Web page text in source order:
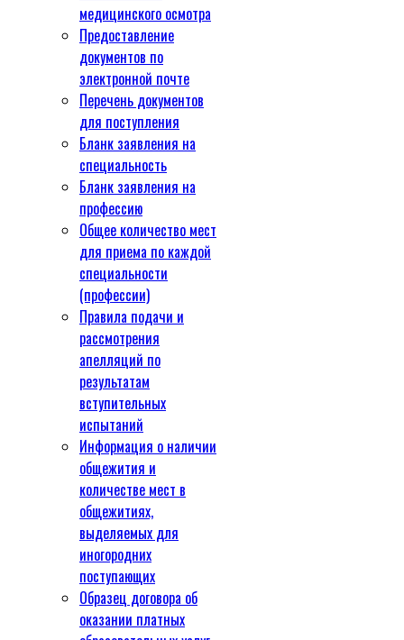
медицинского осмотра
Предоставление
документов по
электронной почте
Перечень документов
для поступления
Бланк заявления на
специальность
Бланк заявления на
профессию
Общее количество мест
для приема по каждой
специальности
(профессии)
Правила подачи и
рассмотрения
апелляций по
результатам
вступительных
испытаний
Информация о наличии
общежития и
количестве мест в
общежитиях,
выделяемых для
иногородних
поступающих
Образец договора об
оказании платных